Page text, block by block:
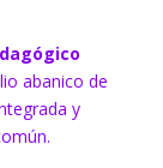
abanico de
y